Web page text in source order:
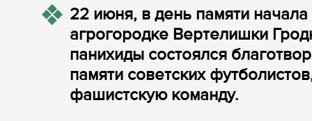
22 июня, в день памяти
агрогородке Вертелишки
панихиды состоялся
памяти советских
фашистскую команду.